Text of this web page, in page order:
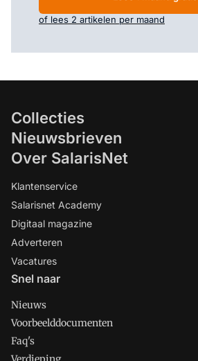
of lees 2 artikelen per maand
Collecties
Nieuwsbrieven
Over SalarisNet
Klantenservice
Salarisnet Academy
Digitaal magazine
Adverteren
Vacatures
Snel naar
Nieuws
Voorbeelddocumenten
Faq's